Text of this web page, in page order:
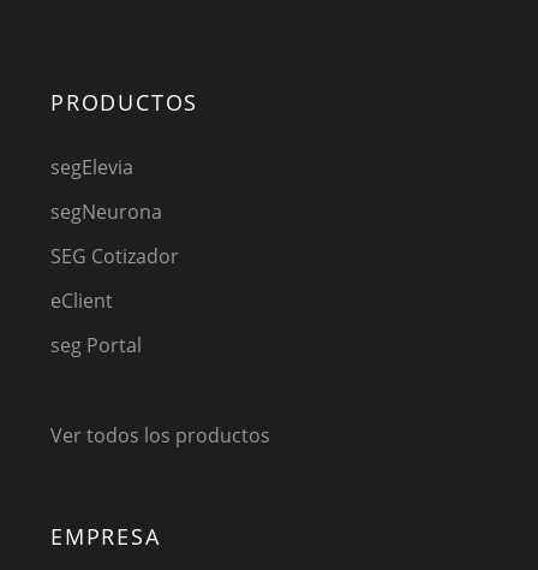
PRODUCTOS
segElevia
segNeurona
SEG Cotizador
eClient
seg Portal
Ver todos los productos
EMPRESA